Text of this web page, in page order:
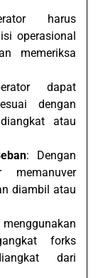
harus
operasional
memeriksa
dapat
dengan
atau
: Dengan
memanuver
diambil atau
forks
dari